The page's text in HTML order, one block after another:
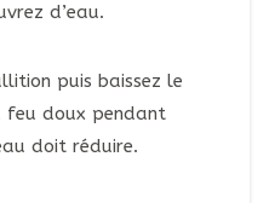
d’eau.
puis baissez le
doux pendant
doit réduire.